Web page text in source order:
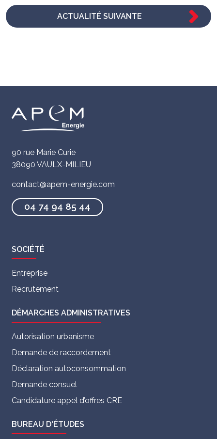
ACTUALITÉ SUIVANTE
90 rue Marie Curie
38090 VAULX-MILIEU
contact@apem-energie.com
04 74 94 85 44
SOCIÉTÉ
Entreprise
Recrutement
DÉMARCHES ADMINISTRATIVES
Autorisation urbanisme
Demande de raccordement
Déclaration autoconsommation
Demande consuel
Candidature appel d’offres CRE
BUREAU D'ÉTUDES